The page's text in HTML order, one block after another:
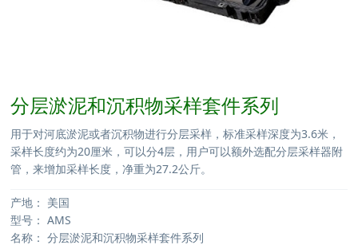
分层淤泥和沉积物采样套件系列
用于对河底淤泥或者沉积物进行分层采样，标准采样深度为3.6米，
采样长度约为20厘米，可以分4层，用户可以额外选配分层采样器附
管，来增加采样长度，净重为27.2公斤。
产地： 美国
型号： AMS
名称： 分层淤泥和沉积物采样套件系列